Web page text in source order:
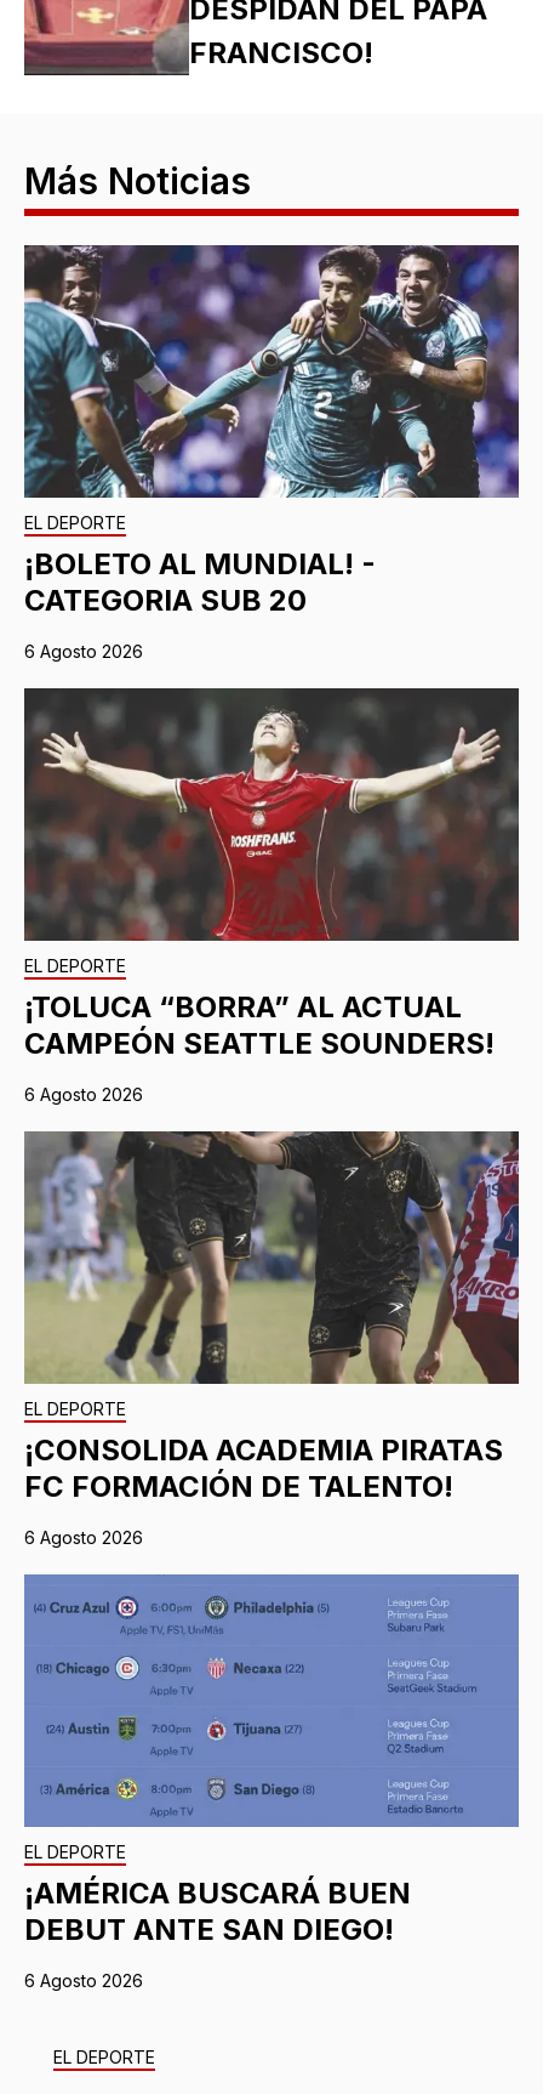
DESPIDAN DEL PAPA
FRANCISCO!
Más Noticias
EL DEPORTE
¡BOLETO AL MUNDIAL! -
CATEGORIA SUB 20
6 Agosto 2026
EL DEPORTE
¡TOLUCA “BORRA” AL ACTUAL
CAMPEÓN SEATTLE SOUNDERS!
6 Agosto 2026
EL DEPORTE
¡CONSOLIDA ACADEMIA PIRATAS
FC FORMACIÓN DE TALENTO!
6 Agosto 2026
EL DEPORTE
¡AMÉRICA BUSCARÁ BUEN
DEBUT ANTE SAN DIEGO!
6 Agosto 2026
EL DEPORTE